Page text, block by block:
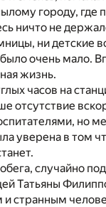
городу, где
ничто не
ни детские
очень мало.
жизнь.
часов на
отсутствие
но
уверена в том
случайно
Татьяны
странным